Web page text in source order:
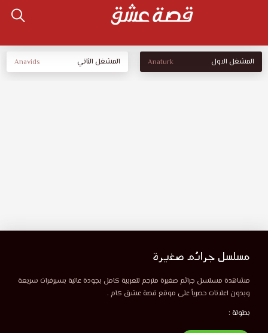
المشغل الاول Anaturk المشغل الثاني Anavids
مسلسل جرائم صغيرة
مشاهدة مسلسل جرائم صغيرة مترجم للعربية كامل بجودة عالية بسيرفرات سريعة
وبدون اعلانات حصرياً على موقع قصة عشق كام .
بطولة :